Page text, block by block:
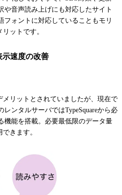
や音声読み上げにも対応したサイト
フォントに対応していることもモリ
ットです。
示速度の改善
メリットとされていましたが、現在で
ンタルサーバではTypeSquareから必
機能を搭載。必要最低限のデータ量
きます。